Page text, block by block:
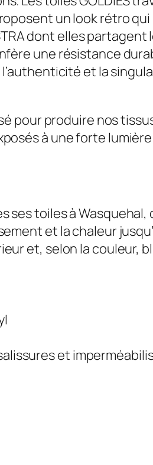
un look rétro
dont elles
une résistance
et la
pour produire nos
à une forte
toiles à
et la chaleur
et, selon la couleur,
et